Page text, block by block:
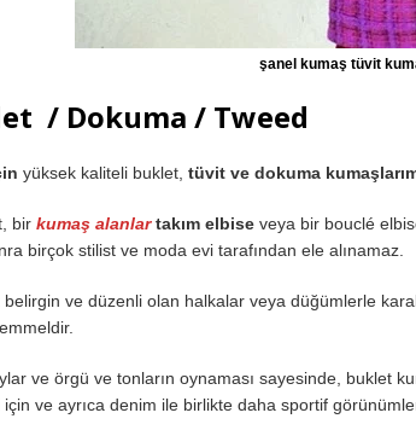
şanel kumaş tüvit
/ Dokuma / Tweed
yüksek kaliteli buklet, tüvit ve dokuma
bir kumaş alanlar takım elbise veya bir bouclé
birçok stilist ve moda evi tarafından ele alınamaz.
belirgin ve düzenli olan halkalar veya düğümlerle
ve örgü ve tonların oynaması sayesinde, buklet
ve ayrıca denim ile birlikte daha sportif